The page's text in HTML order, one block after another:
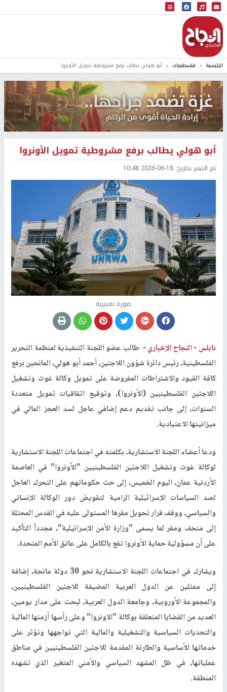
البث المباشر
إذاعة النجاح
الرئيسية فلسطينيات أبو هولي يطالب برفع مشروطية تمويل الأونروا
أبو هولي يطالب برفع مشروطية تمويل الأونروا
تم النشر بتاريخ: 2026-06-18 10:48
صورة تعبيرية
نابلس -النجاح الإخباري - طالب عضو اللجنة التنفيذية لمنظمة التحرير
الفلسطينية، رئيس دائرة شؤون اللاجئين، أحمد أبو هولي، المانحين برفع
كافة القيود والاشتراطات المفروضة على تمويل وكالة غوث وتشغيل
اللاجئين الفلسطينيين (الأونروا)، وتوقيع اتفاقيات تمويل متعددة
السنوات، إلى جانب تقديم دعم إضافي عاجل لسد العجز المالي في
ميزانيتها الاعتيادية.
ودعا أعضاء اللجنة الاستشارية، بكلمته في اجتماعات اللجنة الاستشارية
لوكالة غوث وتشغيل اللاجئين الفلسطينيين "الأونروا" في العاصمة
الأردنية عمان، اليوم الخميس، إلى حث حكوماتهم على التحرك العاجل
لصد السياسات الإسرائيلية الرامية لتقويض دور الوكالة الإنساني
والسياسي، ووقف قرار تحويل مقرها المستولى عليه في القدس المحتلة
إلى متحف ومقر لما يسمى "وزارة الأمن الإسرائيلية"، مجدداً التأكيد
على أن مسؤولية حماية الأونروا تقع بالكامل على عاتق الأمم المتحدة.
ويشارك في اجتماعات اللجنة الاستشارية نحو 30 دولة مانحة، إضافة
إلى ممثلين عن الدول العربية المضيفة للاجئين الفلسطينيين،
والمجموعة الأوروبية، وجامعة الدول العربية، لبحث على مدار يومين،
العديد من القضايا المتعلقة بوكالة "الاونروا" وعلى رأسها أزمتها المالية
والتحديات السياسية والتشغيلية والمالية التي تواجهها وتؤثر على
خدماتها الأساسية والطارئة المقدمة للاجئين الفلسطينيين في مناطق
عملياتها، في ظل المشهد السياسي والأمني المتغير الذي تشهده
المنطقة.